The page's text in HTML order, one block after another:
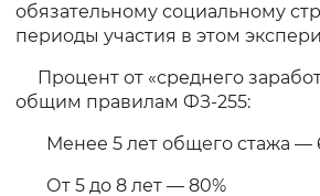
обязательному социальному
периоды участия в этом
Процент от «среднего
общим правилам ФЗ-255:
Менее 5 лет общего стажа —
От 5 до 8 лет — 80%